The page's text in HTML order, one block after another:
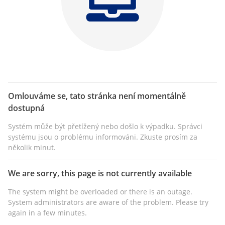
Omlouváme se, tato stránka není momentálně
dostupná
Systém může být přetížený nebo došlo k výpadku. Správci
systému jsou o problému informováni. Zkuste prosím za
několik minut.
We are sorry, this page is not currently available
The system might be overloaded or there is an outage.
System administrators are aware of the problem. Please try
again in a few minutes.